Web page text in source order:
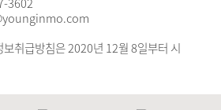
보취급방침은 2020년 12월 8일부터 시